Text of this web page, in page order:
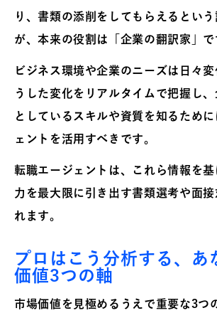
り、書類の添削をしてもらえるとい
が、本来の役割は「企業の翻訳家」で
ビジネス環境や企業のニーズは日々
うした変化をリアルタイムで把握し
としているスキルや資質を知るため
ェントを活用すべきです。
転職エージェントは、これら情報を
力を最大限に引き出す書類選考や面接
れます。
プロはこう分析する、あ
価値3つの軸
市場価値を見極めるうえで重要な3つ